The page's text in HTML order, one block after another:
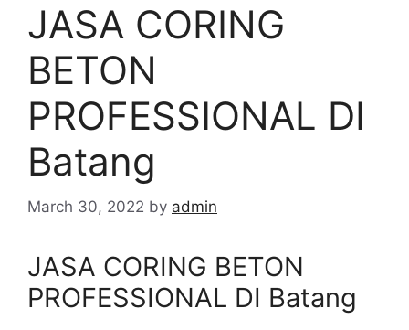
JASA CORING
BETON
PROFESSIONAL DI
Batang
March 30, 2022 by admin
JASA CORING BETON
PROFESSIONAL DI Batang